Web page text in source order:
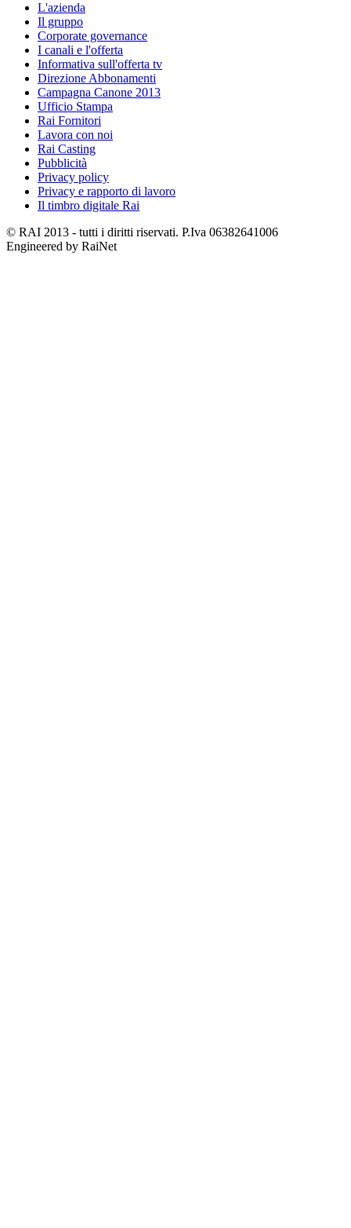
L'azienda
Il gruppo
Corporate governance
I canali e l'offerta
Informativa sull'offerta tv
Direzione Abbonamenti
Campagna Canone 2013
Ufficio Stampa
Rai Fornitori
Lavora con noi
Rai Casting
Pubblicità
Privacy policy
Privacy e rapporto di lavoro
Il timbro digitale Rai
© RAI 2013 - tutti i diritti riservati. P.Iva 06382641006
Engineered by RaiNet